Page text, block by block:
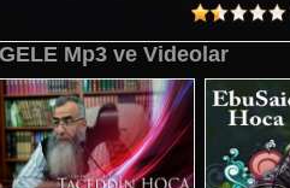
Mp3 ve Videolar